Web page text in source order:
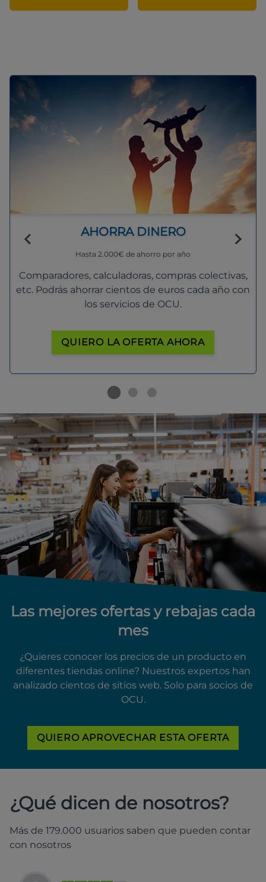
AHORRA DINERO
Hasta 2.000€ de ahorro por año
Comparadores, calculadoras, compras colectivas,
etc. Podrás ahorrar cientos de euros cada año con
los servicios de OCU.
QUIERO LA OFERTA AHORA
Las mejores ofertas y rebajas cada
mes
¿Quieres conocer los precios de un producto en
diferentes tiendas online? Nuestros expertos han
analizado cientos de sitios web. Solo para socios de
OCU.
QUIERO APROVECHAR ESTA OFERTA
¿Qué dicen de nosotros?
Más de 179.000 usuarios saben que pueden contar
con nosotros